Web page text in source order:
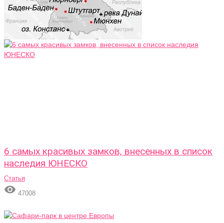
6 самых красивых замков, внесенных в список
наследия ЮНЕСКО
Статья
 47008